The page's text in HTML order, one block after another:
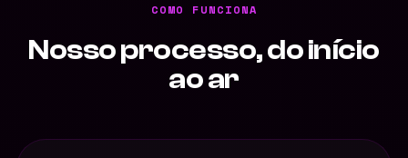
COMO FUNCIONA
Nosso processo, do início
ao ar